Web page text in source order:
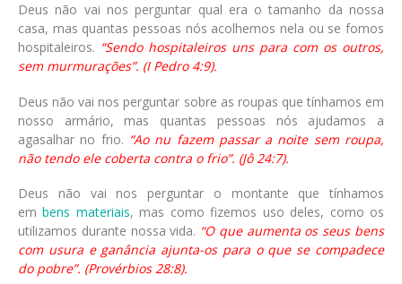
Deus não vai nos perguntar qual era o tamanho da nossa
casa, mas quantas pessoas nós acolhemos nela ou se fomos
hospitaleiros. “Sendo hospitaleiros uns para com os outros,
sem murmurações”. (I Pedro 4:9).
Deus não vai nos perguntar sobre as roupas que tínhamos em
nosso armário, mas quantas pessoas nós ajudamos a
agasalhar no frio. “Ao nu fazem passar a noite sem roupa,
não tendo ele coberta contra o frio”. (Jô 24:7).
Deus não vai nos perguntar o montante que tínhamos
embens materiais, mas como fizemos uso deles, como os
utilizamos durante nossa vida. “O que aumenta os seus bens
com usura e ganância ajunta-os para o que se compadece
do pobre”. (Provérbios 28:8).